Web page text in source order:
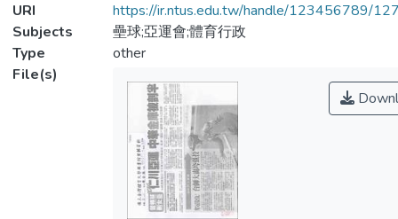
URI
https://ir.ntus.edu.tw/handle/123456789/
Subjects
壘球;亞運會;體育行政
Type
other
File(s)